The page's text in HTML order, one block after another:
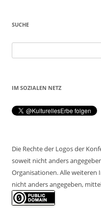
SUCHE
nach:
IM SOZIALEN NETZ
Die Rechte der Logos der
soweit nicht anders
Organisationen. Alle weiteren
nicht anders angegeben,